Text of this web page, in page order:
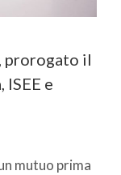
prorogato il
ISEE e
mutuo prima